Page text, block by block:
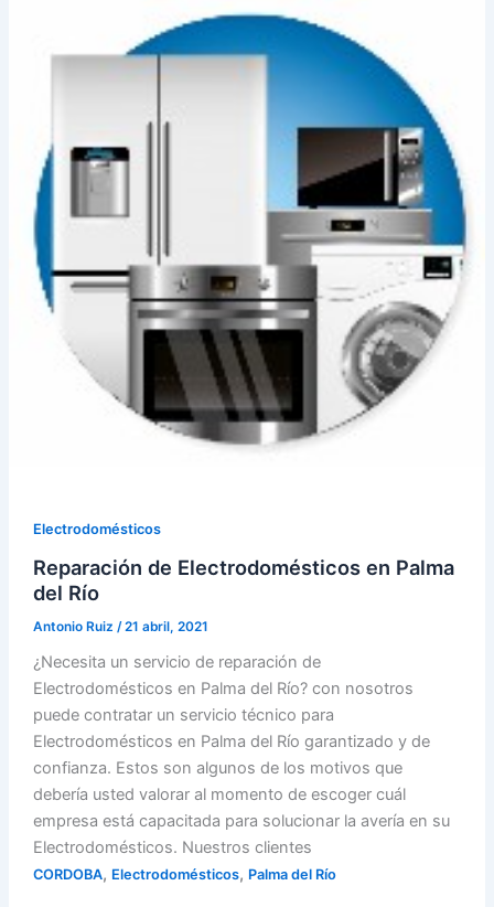
Electrodomésticos
Reparación de Electrodomésticos en Palma
del Río
Antonio Ruiz /21 abril, 2021
¿Necesita un servicio de reparación de
Electrodomésticos en Palma del Río? con nosotros
puede contratar un servicio técnico para
Electrodomésticos en Palma del Río garantizado y de
confianza. Estos son algunos de los motivos que
debería usted valorar al momento de escoger cuál
empresa está capacitada para solucionar la avería en su
Electrodomésticos. Nuestros clientes
CORDOBA, Electrodomésticos, Palma del Río